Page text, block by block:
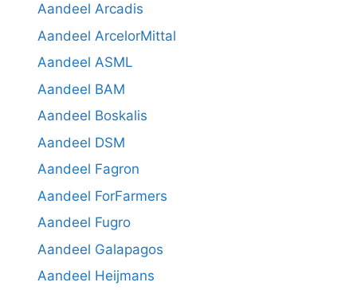
Aandeel Arcadis
Aandeel ArcelorMittal
Aandeel ASML
Aandeel BAM
Aandeel Boskalis
Aandeel DSM
Aandeel Fagron
Aandeel ForFarmers
Aandeel Fugro
Aandeel Galapagos
Aandeel Heijmans